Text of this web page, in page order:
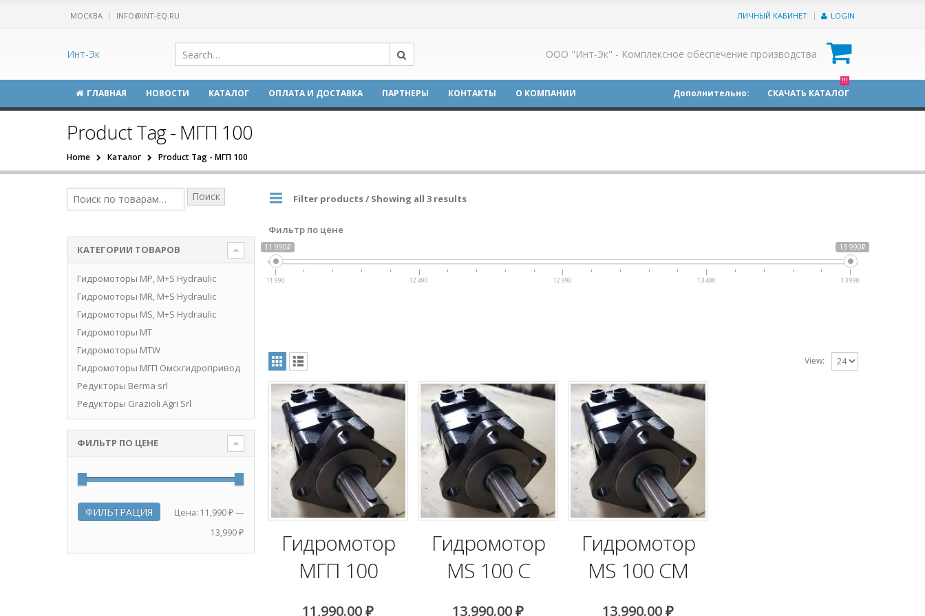
МОСКВА INFO@INT-EQ.RU ЛИЧНЫЙ КАБИНЕТ LOGIN
Инт-Эк ООО "Инт-Эк" - Комплексное обеспечение производства
ГЛАВНАЯ НОВОСТИ КАТАЛОГ ОПЛАТА И ДОСТАВКА ПАРТНЕРЫ КОНТАКТЫ О КОМПАНИИ Дополнительно: СКАЧАТЬ КАТАЛОГ
!!!
Product Tag - МГП 100
Home Каталог Product Tag - МГП 100
Filter products / Showing all 3 results
Фильтр по цене
11 990₽ 13 990₽
11 990 12 490 12 990 13 490 13 990
View:
Гидромотор
МГП 100
11,990.00₽
Гидромотор
MS 100 C
13,990.00₽
Гидромотор
MS 100 CM
13,990.00₽
Поиск
КАТЕГОРИИ ТОВАРОВ
Гидромоторы MP, M+S Hydraulic
Гидромоторы MR, M+S Hydraulic
Гидромоторы MS, M+S Hydraulic
Гидромоторы MT
Гидромоторы MTW
Гидромоторы МГП Омскгидропривод
Редукторы Berma srl
Редукторы Grazioli Agri Srl
ФИЛЬТР ПО ЦЕНЕ
Минимальная
цена
Максимальная
цена
ФИЛЬТРАЦИЯ Цена: 11,990 ₽—
13,990 ₽